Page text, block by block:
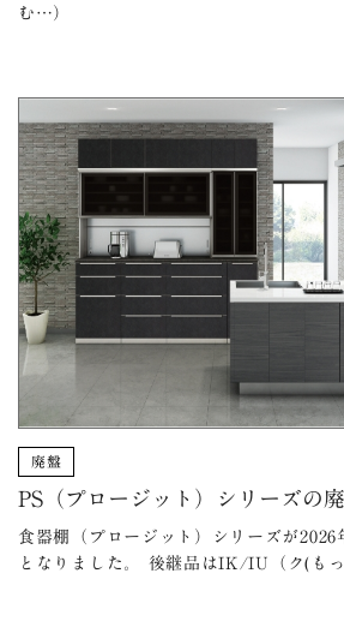
む…）
廃盤
PS（プロージット）シリーズの
食器棚（プロージット）シリーズが2026
となりました。 後継品はIK/IU（ク(も